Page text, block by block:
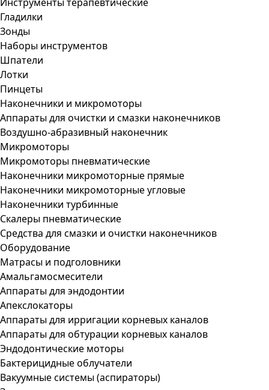
Гладилки
Зонды
Наборы инструментов
Шпатели
Лотки
Пинцеты
Наконечники и микромоторы
Аппараты для очистки и смазки наконечников
Воздушно-абразивный наконечник
Микромоторы
Микромоторы пневматические
Наконечники микромоторные прямые
Наконечники микромоторные угловые
Наконечники турбинные
Скалеры пневматические
Средства для смазки и очистки наконечников
Оборудование
Матрасы и подголовники
Амальгамосмесители
Аппараты для эндодонтии
Апекслокаторы
Аппараты для ирригации корневых каналов
Аппараты для обтурации корневых каналов
Эндодонтические моторы
Бактерицидные облучатели
Вакуумные системы (аспираторы)